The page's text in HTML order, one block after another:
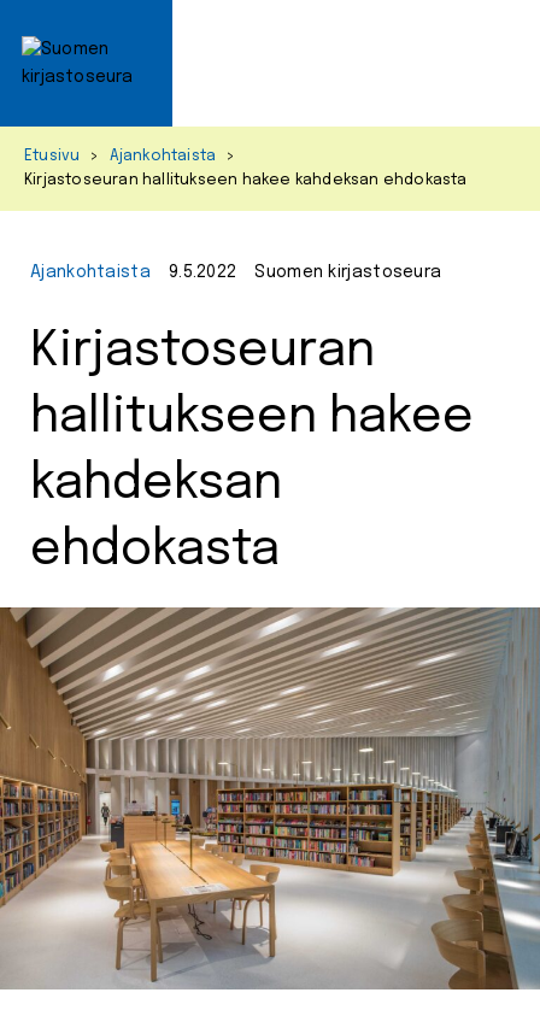
Etusivu > Ajankohtaista
>
Kirjastoseuran hallitukseen hakee kahdeksan ehdokasta
Ajankohtaista 9.5.2022 Suomen kirjastoseura
Kirjastoseuran
hallitukseen hakee
kahdeksan
ehdokasta